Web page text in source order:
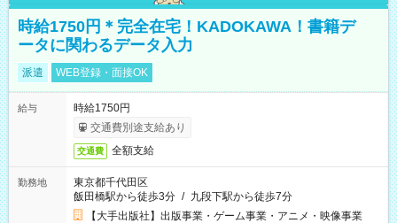
時給1750円＊完全在宅！KADOKAWA！書籍デ
ータに関わるデータ入力
派遣 WEB登録・面接OK
給与
時給1750円
交通費別途支給あり
交通費 全額支給
勤務地
東京都千代田区
飯田橋駅から徒歩3分 / 九段下駅から徒歩7分
【大手出版社】出版事業・ゲーム事業・アニメ・映像事業